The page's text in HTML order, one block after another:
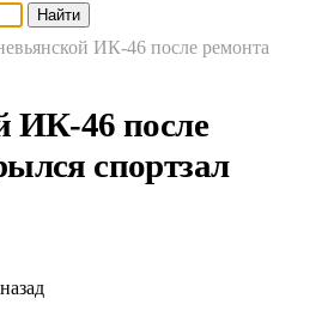
Найти
ИК-46 после ремонта
ИК-46 после
спортзал